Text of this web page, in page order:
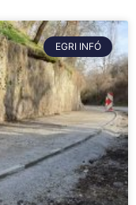
EGRI INFÓ